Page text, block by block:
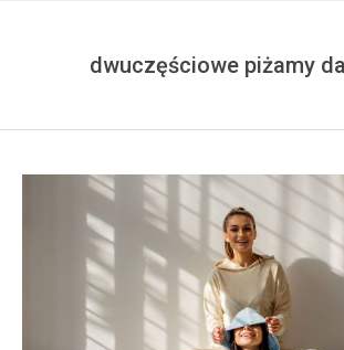
dwuczęściowe piżamy